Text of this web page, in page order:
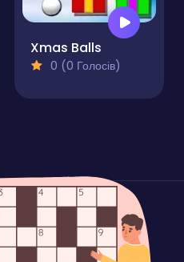
Xmas Balls
0 (0 Голосів)